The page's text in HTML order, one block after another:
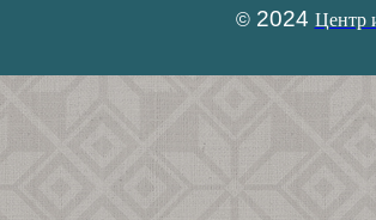
©2024 Центр